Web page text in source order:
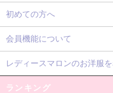
初めての方へ
会員機能について
レディースマロンのお洋服
ランキング